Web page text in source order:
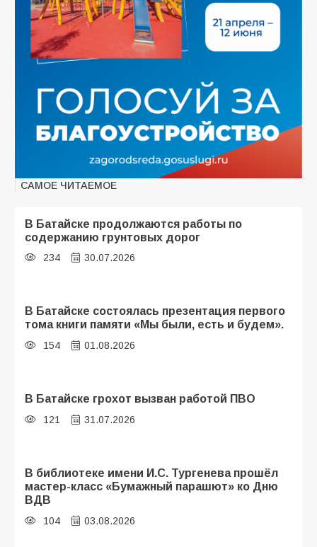
САМОЕ ЧИТАЕМОЕ
В Батайске продолжаются работы по
содержанию грунтовых дорог
234 30.07.2026
В Батайске состоялась презентация первого
тома книги памяти «Мы были, есть и будем».
154 01.08.2026
В Батайске грохот вызван работой ПВО
121 31.07.2026
В библиотеке имени И.С. Тургенева прошёл
мастер-класс «Бумажный парашют» ко Дню
ВДВ
104 03.08.2026